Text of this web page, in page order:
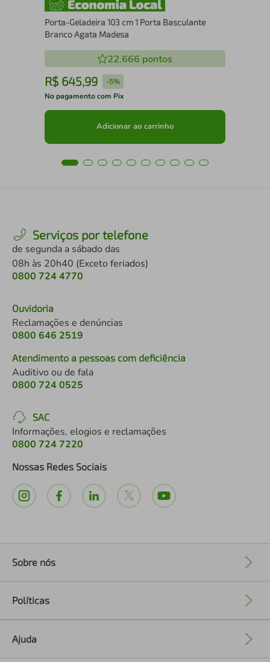
Porta-Geladeira 103 cm 1 Porta Basculante
Branco Agata Madesa
22.666 pontos
R$ 645,99 -5%
No pagamento com Pix
Adicionar ao carrinho
Serviços por telefone
de segunda a sábado das
08h às 20h40 (Exceto feriados)
0800 724 4770
Ouvidoria
Reclamações e denúncias
0800 646 2519
Atendimento a pessoas com deficiência
Auditivo ou de fala
0800 724 0525
SAC
Informações, elogios e reclamações
0800 724 7220
Nossas Redes Sociais
Sobre nós
Políticas
Ajuda